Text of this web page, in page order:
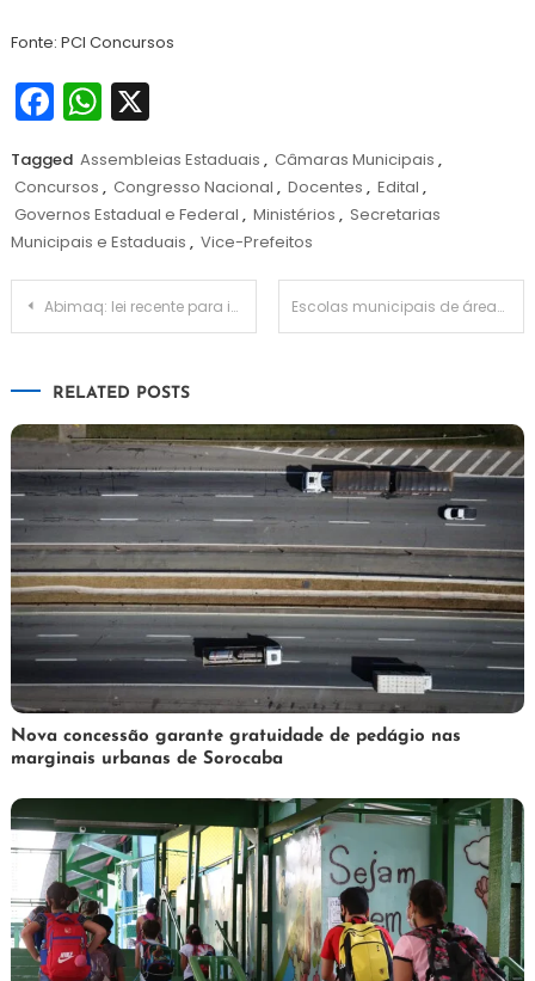
Fonte: PCI Concursos
Facebook
WhatsApp
X
Tagged Assembleias Estaduais , Câmaras Municipais ,
Concursos , Congresso Nacional , Docentes , Edital ,
Governos Estadual e Federal , Ministérios , Secretarias
Municipais e Estaduais , Vice-Prefeitos
Navegação
Abimaq: lei recente para indústria deve gerar R$ 20 bi em investimentos Escolas municipais de áreas secas são usadas como lugares de abrigo
RELATED POSTS
3
de
de
2025
Redação
Nova concessão garante gratuidade de pedágio nas
marginais urbanas de Sorocaba